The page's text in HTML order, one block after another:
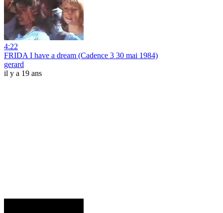
4:22
FRIDA I have a dream (Cadence 3 30 mai 1984)
gerard
il y a 19 ans